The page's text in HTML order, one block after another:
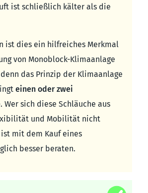
ist schließlich kälter als die
ist dies ein hilfreiches Merkmal
von Monoblock-Klimaanlage
das Prinzip der Klimaanlage
einen oder zwei
. Wer sich diese Schläuche aus
und Mobilität nicht
mit dem Kauf eines
besser beraten.